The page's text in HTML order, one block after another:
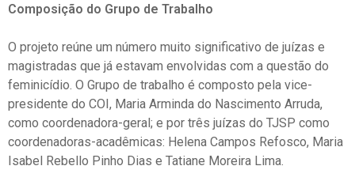
Composição do Grupo de Trabalho
O projeto reúne um número muito significativo de juízas e
magistradas que já estavam envolvidas com a questão do
feminicídio. O Grupo de trabalho é composto pela vice-
presidente do COI, Maria Arminda do Nascimento Arruda,
como coordenadora-geral; e por três juízas do TJSP como
coordenadoras-acadêmicas: Helena Campos Refosco, Maria
Isabel Rebello Pinho Dias e Tatiane Moreira Lima.